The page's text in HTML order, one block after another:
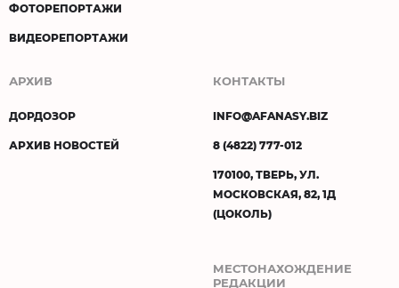
ФОТОРЕПОРТАЖИ
ВИДЕОРЕПОРТАЖИ
АРХИВ
ДОРДОЗОР
АРХИВ НОВОСТЕЙ
КОНТАКТЫ
INFO@AFANASY.BIZ
8 (4822) 777-012
170100, ТВЕРЬ, УЛ.
МОСКОВСКАЯ, 82, 1Д
(ЦОКОЛЬ)
МЕСТОНАХОЖДЕНИЕ
РЕДАКЦИИ